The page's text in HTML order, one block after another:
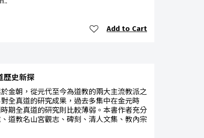
Add to Cart
歷史新探
金朝，從元代至今為道教的兩大主流教派之
全真道的研究成果，過去多集中在金元時
期全真道的研究則比較薄弱。本書作者充分
道教名山宮觀志、碑刻、清人文集、教內宗